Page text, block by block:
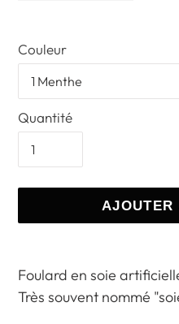
Couleur
Quantité
AJOUTER
d'un
produit
Foulard en soie
Très souvent nommé